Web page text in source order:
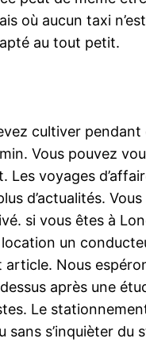
où aucun taxi
au tout petit.
cultiver
Vous pouvez
voyages
d’actualités.
si vous êtes à
location un
Nous
après une
Le
sans s’inquièter